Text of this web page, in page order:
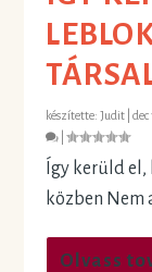
készítette:Judit |dec
|
Így kerüld
közben Nem
Olvass